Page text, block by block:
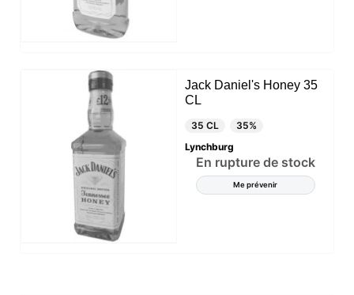
Jack Daniel's Honey 35
CL
35 CL
35%
Lynchburg
En rupture de stock
Me prévenir